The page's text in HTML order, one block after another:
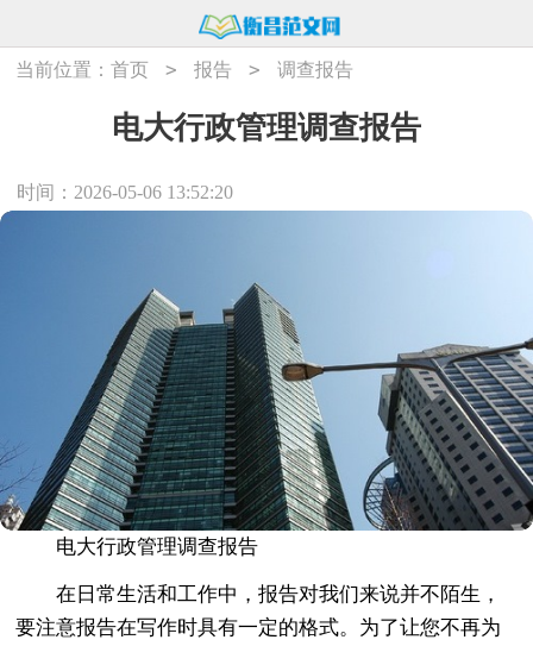
当前位置：首页 > 报告 > 调查报告
电大行政管理调查报告
时间：2026-05-06 13:52:20
电大行政管理调查报告
在日常生活和工作中，报告对我们来说并不陌生，
要注意报告在写作时具有一定的格式。为了让您不再为